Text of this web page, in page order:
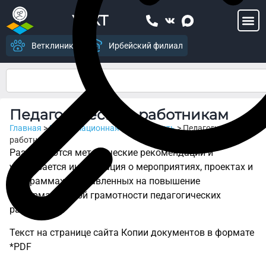
УСХТ
Ветклиника Ирбейский филиал
Педагогическим работникам
Главная >Информационная безопасность>Педагогическим
работникам
Размещаются методические рекомендации и
указывается информация о мероприятиях, проектах и
программах, направленных на повышение
информационной грамотности педагогических
работников.
Текст на странице сайта Копии документов в формате
*PDF